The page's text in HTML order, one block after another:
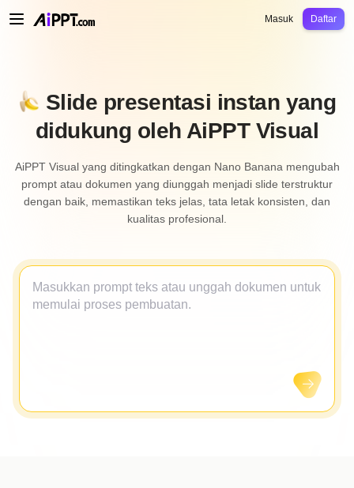
PendidikanGuru
Masuk Daftar
Slide presentasi instan yang
didukung oleh AiPPT Visual
AiPPT Visual yang ditingkatkan dengan Nano Banana mengubah
prompt atau dokumen yang diunggah menjadi slide terstruktur
dengan baik, memastikan teks jelas, tata letak konsisten, dan
kualitas profesional.